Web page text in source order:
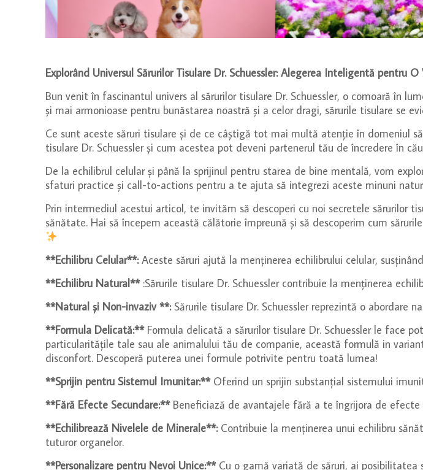
Explorând Universul Sărurilor Tisulare Dr. Schuessler: Alegerea Inteligentă pentru
Bun venit în fascinantul univers al sărurilor tisulare Dr. Schuessler, o comoară în
și mai armonioase pentru bunăstarea noastră și a celor dragi, sărurile tisulare se
Ce sunt aceste săruri tisulare și de ce câștigă tot mai multă atenție în domeniul
tisulare Dr. Schuessler și cum acestea pot deveni partenerul tău de încredere în
De la echilibrul celular și până la sprijinul pentru starea de bine mentală, vom
sfaturi practice și call-to-actions pentru a te ajuta să integrezi aceste minuni
Prin intermediul acestui articol, te invităm să descoperi cu noi secretele sărurilor
sănătate. Hai să începem această călătorie împreună și să descoperim cum
**Echilibru Celular**:Aceste săruri ajută la menținerea echilibrului celular,
**Echilibru Natural**:Sărurile tisulare Dr. Schuessler contribuie la menținerea
**Natural și Non-invaziv **:Sărurile tisulare Dr. Schuessler reprezintă o abordare
**Formula Delicată:** Formula delicată a sărurilor tisulare Dr. Schuessler le face
particularitățile tale sau ale animalului tău de companie, această formulă in
disconfort. Descoperă puterea unei formule potrivite pentru toată lumea!
**Sprijin pentru Sistemul Imunitar:**Oferind un sprijin substanțial sistemului
**Fără Efecte Secundare:**Beneficiază de avantajele fără a te îngrijora de efecte
**Echilibrează Nivelele de Minerale**:Contribuie la menținerea unui echilibru
tuturor organelor.
**Personalizare pentru Nevoi Unice:**Cu o gamă variată de săruri, ai